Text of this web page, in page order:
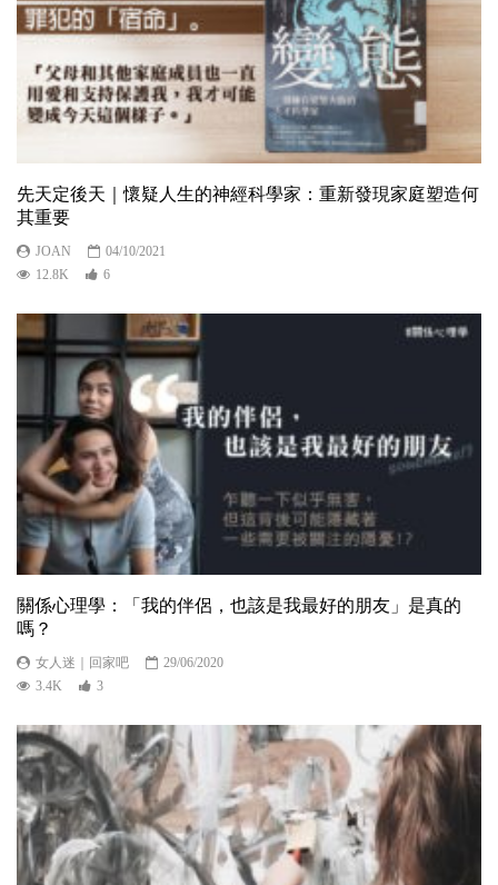
先天定後天｜懷疑人生的神經科學家：重新發現家庭塑造何
其重要
JOAN
04/10/2021
12.8K
6
關係心理學：「我的伴侶，也該是我最好的朋友」是真的
嗎？
女人迷｜回家吧
29/06/2020
3.4K
3